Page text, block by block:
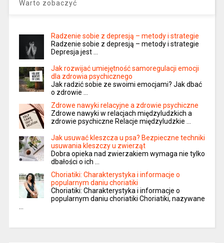
Warto zobaczyć
Radzenie sobie z depresją – metody i strategie
Radzenie sobie z depresją – metody i strategie
Depresja jest …
Jak rozwijać umiejętność samoregulacji emocji
dla zdrowia psychicznego
Jak radzić sobie ze swoimi emocjami? Jak dbać
o zdrowie …
Zdrowe nawyki relacyjne a zdrowie psychiczne
Zdrowe nawyki w relacjach międzyludzkich a
zdrowie psychiczne Relacje międzyludzkie …
Jak usuwać kleszcza u psa? Bezpieczne techniki
usuwania kleszczy u zwierząt
Dobra opieka nad zwierzakiem wymaga nie tylko
dbałości o ich …
Choriatiki: Charakterystyka i informacje o
popularnym daniu choriatiki
Choriatiki: Charakterystyka i informacje o
popularnym daniu choriatiki Choriatiki, nazywane